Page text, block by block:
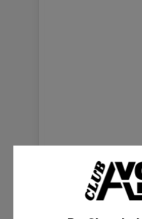
La